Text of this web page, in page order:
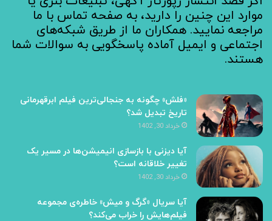
موارد این چنین را دارید، به صفحه تماس با ما
مراجعه نمایید. همکاران ما از طریق شبکه‌های
اجتماعی و ایمیل آماده پاسخگویی به سوالات شما
هستند.
«فلش» چگونه به جنجالی‌ترین فیلم ابرقهرمانی
تاریخ تبدیل شد؟
خرداد 30, 1402
آیا دیزنی با بازسازی انیمیشن‌ها در مسیر یک
تغییر خلاقانه است؟
خرداد 30, 1402
آیا سریال «گرگ و میش» خاطره‌ی مجموعه‌
فیلم‌هایش را خراب می‌کند؟